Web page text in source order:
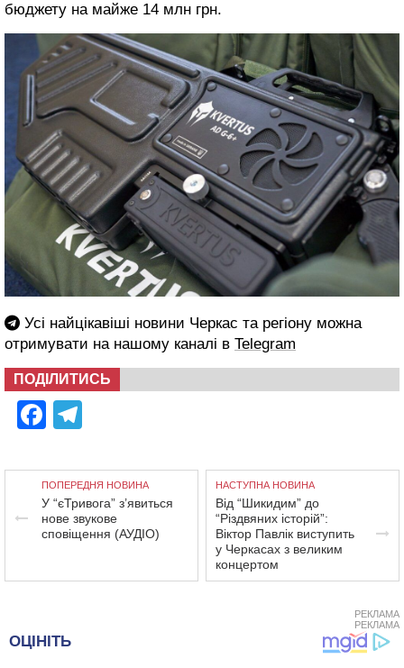
бюджету на майже 14 млн грн.
Усі найцікавіші новини Черкас та регіону можна
отримувати на нашому каналі в Telegram
ПОДІЛИТИСЬ
Facebook
ПОПЕРЕДНЯ НОВИНА
У “єТривога” з’явиться
нове звукове
сповіщення (АУДІО)
НАСТУПНА НОВИНА
Від “Шикидим” до
“Різдвяних історій”:
Віктор Павлік виступить
у Черкасах з великим
концертом
РЕКЛАМА
РЕКЛАМА